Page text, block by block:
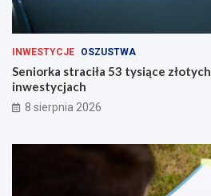
INWESTYCJE OSZUSTWA
Seniorka straciła 53 tysiące
inwestycjach
8 sierpnia 2026